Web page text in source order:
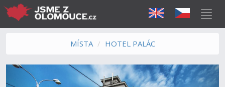
MÍSTA HOTEL PALÁC
Předchozí Další